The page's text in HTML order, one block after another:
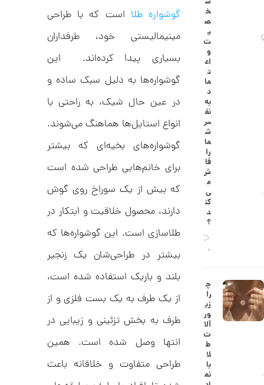
گوشواره طلا است که با طراحی
مینیمالیستی خود، طرفداران
بسیاری پیدا کرده‌اند. این
گوشواره‌ها به دلیل سبک ساده و
در عین حال شیک، به راحتی با
انواع استایل‌ها هماهنگ می‌شوند.
گوشواره‌های بخیه‌ای که بیشتر
برای خانم‌هایی طراحی شده است
که بیش از یک سوراخ روی گوش
دارند، محصول خلاقیت و ابتکار در
طلاسازی است. این گوشواره‌ها که
بیشتر در طراحی‌شان یک زنجیر
بلند و باریک استفاده شده است،
از یک طرف به یک بست فلزی و از
طرف به بخش تزئینی و زیبایی در
انتها وصل شده است. همین
طراحی متفاوت و خلاقانه باعث
خ
ص
ی
ت
و
اع
ت
ما
د
به
نف
س
ش
ما
را
فا
ش
م
ی‌
کن
د
؟
0
چ
را
زی
ور
آلا
ت
ط
لا
با
نم
8
9
1
ن
ن
ش
ت
ط
ل
ا
ا
ز
ک
ل
ش
م
ا
ل
ک
د
C
R
8
9
0
2
9
,
9
5
9
,
0
0
و
م
ا
ن